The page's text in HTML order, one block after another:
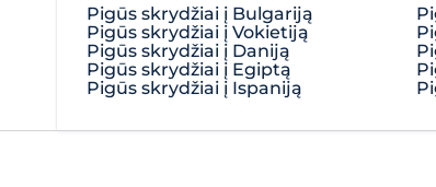
Pigūs skrydžiai į Bulgariją
Pigūs skrydžiai į Vokietiją
Pigūs skrydžiai į Daniją
Pigūs skrydžiai į Egiptą
Pigūs skrydžiai į Ispaniją